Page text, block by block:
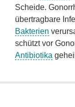
Scheide.
übertragbare
Bakterien
schützt vor
Antibiotika